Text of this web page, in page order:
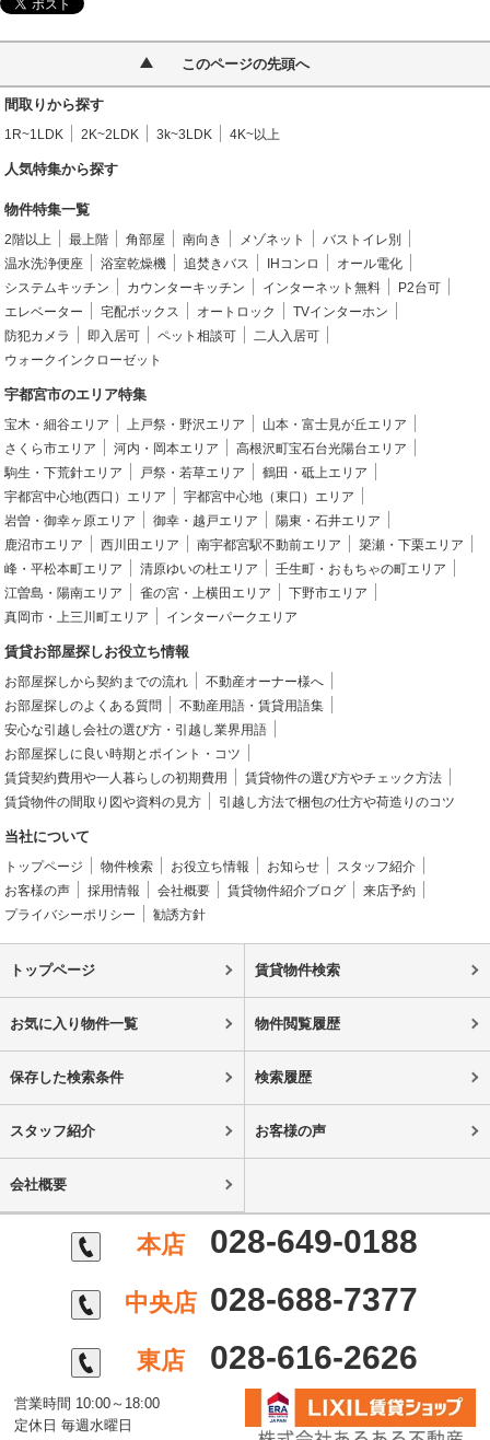
このページの先頭へ
間取りから探す
1R~1LDK 2K~2LDK 3k~3LDK 4K~以上
人気特集から探す
物件特集一覧
2階以上 最上階 角部屋 南向き メゾネット
バストイレ別
温水洗浄便座
浴室乾燥機 追焚きバス IHコンロ
オール電化
システムキッチン
カウンターキッチン インターネット無料
P2台可
エレベーター
宅配ボックス オートロック
TVインターホン
防犯カメラ
即入居可 ペット相談可
二人入居可
ウォークインクローゼット
宇都宮市のエリア特集
宝木・細谷エリア 上戸祭・野沢エリア
山本・富士見が丘エリア
さくら市エリア
河内・岡本エリア
高根沢町宝石台光陽台エリア
駒生・下荒針エリア
戸祭・若草エリア
鶴田・砥上エリア
宇都宮中心地(西口）エリア
宇都宮中心地（東口）エリア
岩曽・御幸ヶ原エリア
御幸・越戸エリア
陽東・石井エリア
鹿沼市エリア
西川田エリア 南宇都宮駅不動前エリア
簗瀬・下栗エリア
峰・平松本町エリア
清原ゆいの杜エリア
壬生町・おもちゃの町エリア
江曽島・陽南エリア
雀の宮・上横田エリア
下野市エリア
真岡市・上三川町エリア
インターパークエリア
賃貸お部屋探しお役立ち情報
お部屋探しから契約までの流れ
不動産オーナー様へ
お部屋探しのよくある質問
不動産用語・賃貸用語集
安心な引越し会社の選び方・引越し業界用語
お部屋探しに良い時期とポイント・コツ
賃貸契約費用や一人暮らしの初期費用
賃貸物件の選び方やチェック方法
賃貸物件の間取り図や資料の見方
引越し方法で梱包の仕方や荷造りのコツ
当社について
トップページ 物件検索 お役立ち情報 お知らせ
スタッフ紹介
お客様の声
採用情報 会社概要 賃貸物件紹介ブログ
来店予約
プライバシーポリシー
勧誘方針
トップページ 賃貸物件検索
お気に入り物件一覧 物件閲覧履歴
保存した検索条件 検索履歴
スタッフ紹介 お客様の声
会社概要
本店 028-649-0188
中央店 028-688-7377
東店 028-616-2626
営業時間 10:00～18:00
定休日 毎週水曜日